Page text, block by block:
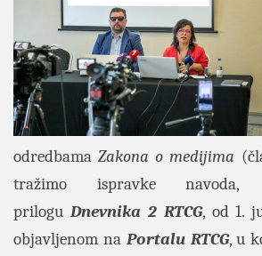
odredbamaZakona o medijima
tražimo ispravke
prilogu Dnevnika 2 RTCG, od 1.
objavljenom na Portalu RTCG, u